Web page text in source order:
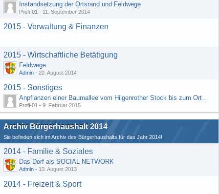
Instandsetzung der Ortsrand und Feldwege
Profi-01 - 11. September 2014
2015 - Verwaltung & Finanzen
2015 - Wirtschaftliche Betätigung
Feldwege
Admin - 20. August 2014
2015 - Sonstiges
Anpflanzen einer Baumallee vom Hilgenrother Stock bis zum Ortseingang
Profi-01 - 9. Februar 2015
Archiv Bürgerhaushalt 2014
Sie befinden sich im Archiv des Bürgerhaushalts für das Jahr 2014!
2014 - Familie & Soziales
Das Dorf als SOCIAL NETWORK
Admin - 13. August 2013
2014 - Freizeit & Sport